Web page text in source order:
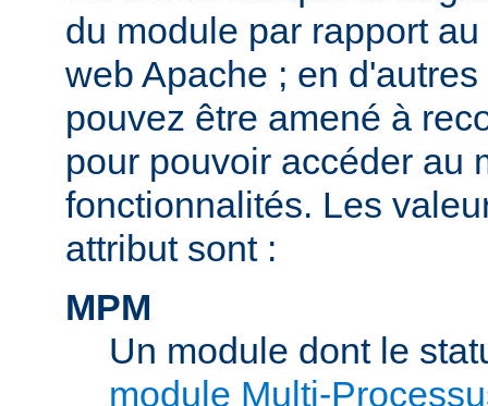
du module par rapport
web Apache ; en
pouvez être amené à
pour pouvoir accéder au
fonctionnalités. Les
attribut sont :
MPM
Un module dont le
module Multi-